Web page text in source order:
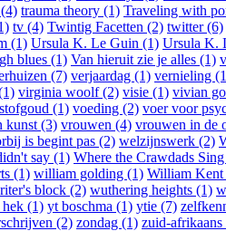
trauma theory (1) Traveling with
tv (4) Twintig Facetten (2) twitter (6)
(1) Ursula K. Le Guin (1) Ursula K.
blues (1) Van hieruit zie je alles (1)
(7) verjaardag (1) vernieling
virginia woolf (2) visie (1) vivian
(1) voeding (2) voer voor
kunst (3) vrouwen (4) vrouwen in de
is begint pas (2) welzijnswerk (2)
say (1) Where the Crawdads
(1) william golding (1) William
block (2) wuthering heights (1)
(1) yt boschma (1) ytie (7)
(2) zondag (1) zuid-afrikaans